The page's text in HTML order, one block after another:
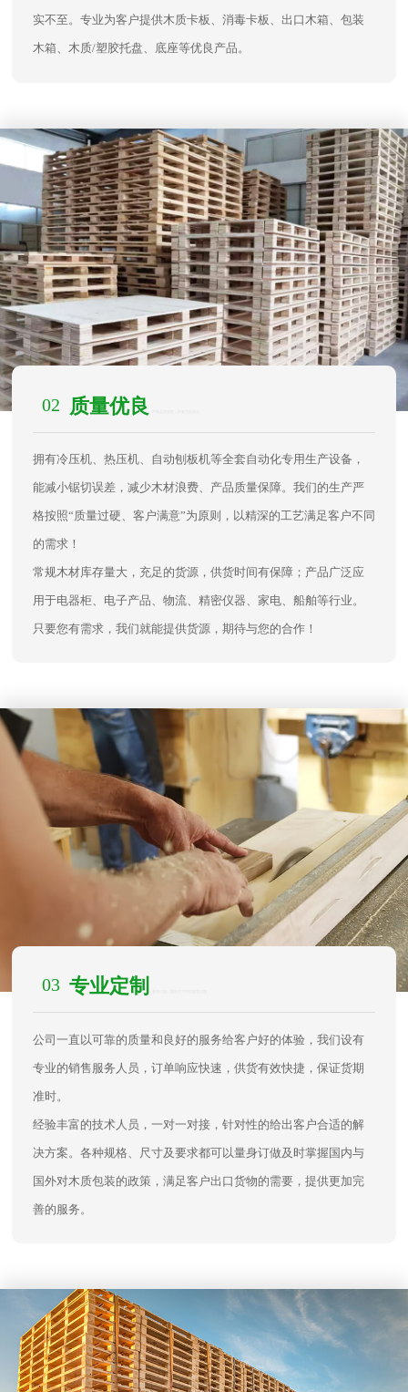
实不至。专业为客户提供木质卡板、消毒卡板、出口木箱、包装
木箱、木质/塑胶托盘、底座等优良产品。
02 质量优良
拥有冷压机、热压机、自动刨板机等全套自动化专用生产设备，
能减小锯切误差，减少木材浪费、产品质量保障。我们的生产严
格按照“质量过硬、客户满意”为原则，以精深的工艺满足客户不同
的需求！
常规木材库存量大，充足的货源，供货时间有保障；产品广泛应
用于电器柜、电子产品、物流、精密仪器、家电、船舶等行业。
只要您有需求，我们就能提供货源，期待与您的合作！
03 专业定制
公司一直以可靠的质量和良好的服务给客户好的体验，我们设有
专业的销售服务人员，订单响应快速，供货有效快捷，保证货期
准时。
经验丰富的技术人员，一对一对接，针对性的给出客户合适的解
决方案。各种规格、尺寸及要求都可以量身订做及时掌握国内与
国外对木质包装的政策，满足客户出口货物的需要，提供更加完
善的服务。